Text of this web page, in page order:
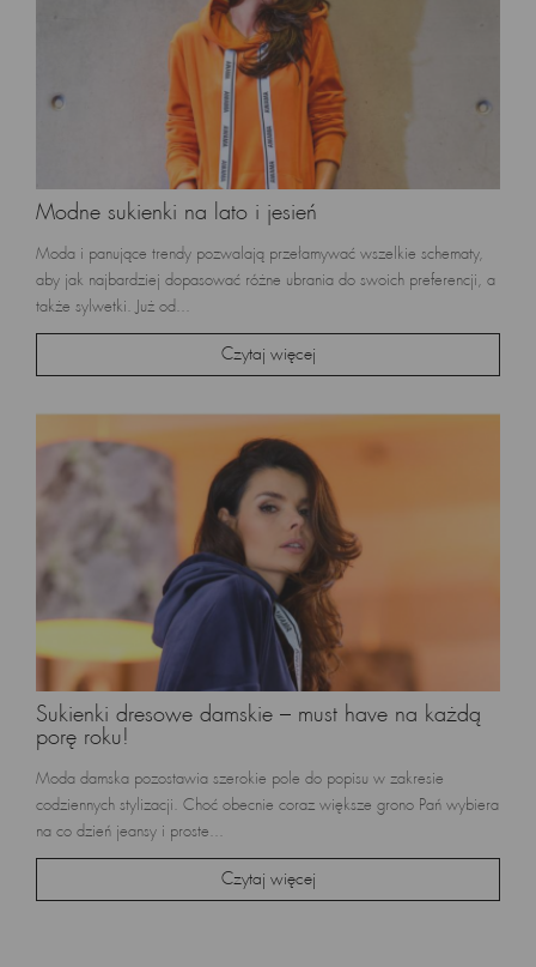
Modne sukienki na lato i jesień
Moda i panujące trendy pozwalają przełamywać wszelkie schematy,
aby jak najbardziej dopasować różne ubrania do swoich preferencji, a
także sylwetki. Już od...
Czytaj więcej
Sukienki dresowe damskie – must have na każdą
porę roku!
Moda damska pozostawia szerokie pole do popisu w zakresie
codziennych stylizacji. Choć obecnie coraz większe grono Pań wybiera
na co dzień jeansy i proste...
Czytaj więcej